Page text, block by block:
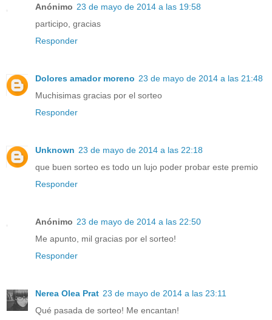
Anónimo 23 de mayo de 2014 a las 19:58
participo, gracias
Responder
Dolores amador moreno 23 de mayo de 2014 a las 21:48
Muchisimas gracias por el sorteo
Responder
Unknown 23 de mayo de 2014 a las 22:18
que buen sorteo es todo un lujo poder probar este premio
Responder
Anónimo 23 de mayo de 2014 a las 22:50
Me apunto, mil gracias por el sorteo!
Responder
Nerea Olea Prat 23 de mayo de 2014 a las 23:11
Qué pasada de sorteo! Me encantan!